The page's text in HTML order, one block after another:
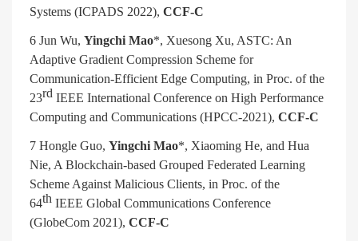
Systems (ICPADS 2022), CCF-C
6 Jun Wu, Yingchi Mao*, Xuesong Xu, ASTC: An
Adaptive Gradient Compression Scheme for
Communication-Efficient Edge Computing, in Proc. of the
23rd IEEE International Conference on High Performance
Computing and Communications (HPCC-2021), CCF-C
7 Hongle Guo, Yingchi Mao*, Xiaoming He, and Hua
Nie, A Blockchain-based Grouped Federated Learning
Scheme Against Malicious Clients, in Proc. of the
64th IEEE Global Communications Conference
(GlobeCom 2021), CCF-C